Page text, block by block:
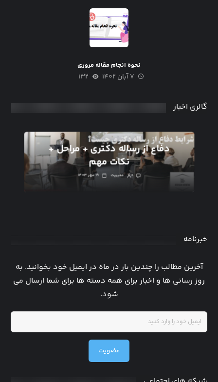
نحوه انجام مقاله مروری
۷ آبان ۱۴۰۲ ۱۳۲
گالری اخبار
دفاع از رساله دکتری + مراحل +
نکات مهم
۱۹ مهر ۱۴۰۳ مدیریت ۰
خبرنامه
آخرین مطالب را چندین بار در ماه در ایمیل خود بخوانید. به
روز رسانی ها و اخبار برای همه دسته ها برای شما ارسال می
شود.
عضویت